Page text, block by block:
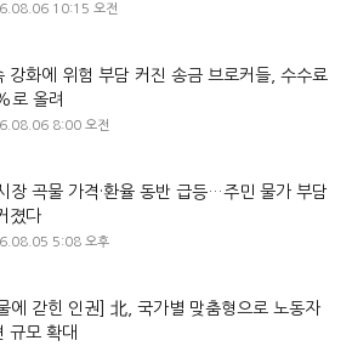
10:15 오전
강화에 위험 부담 커진 송금 브로커들, 수수료
로 올려
8:00 오전
장 곡물 가격·환율 동반 급등…주민 물가 부담
졌다
5:08 오후
에 갇힌 인권] 北, 국가별 맞춤형으로 노동자
규모 확대